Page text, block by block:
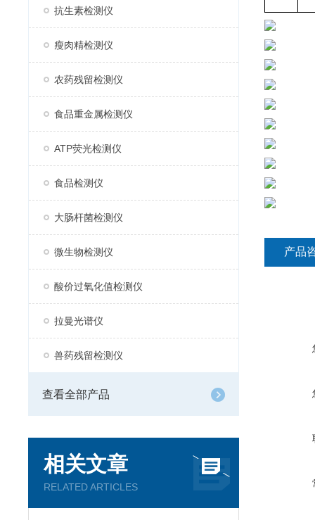
抗生素检测仪
瘦肉精检测仪
农药残留检测仪
食品重金属检测仪
ATP荧光检测仪
食品检测仪
大肠杆菌检测仪
微生物检测仪
酸价过氧化值检测仪
拉曼光谱仪
兽药残留检测仪
查看全部产品
相关文章
RELATED ARTICLES
产品